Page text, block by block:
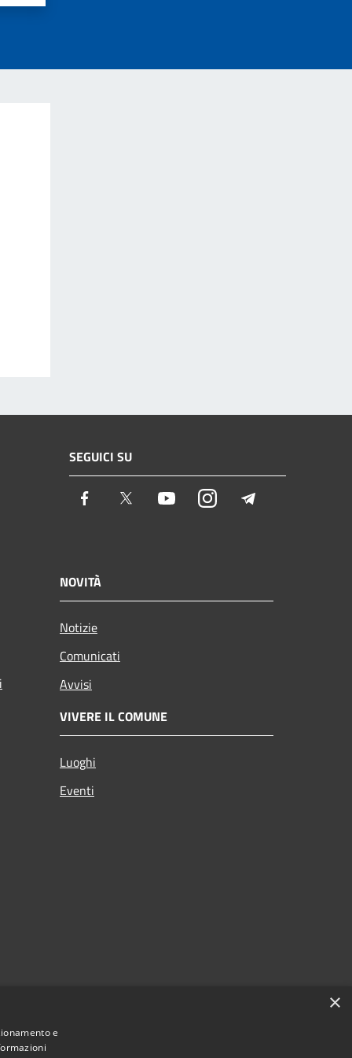
SEGUICI SU
Facebook Twitter YoutubeInstagram
NOVITÀ
Notizie
Comunicati
Avvisi
VIVERE IL COMUNE
Luoghi
Eventi
×
e